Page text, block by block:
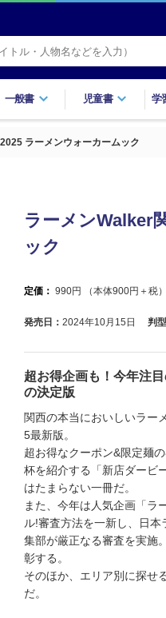
一般書 児童書 学
ラーメンウォーカームック
ラーメンWalker
ック
定価： 990円 （本体900円＋税）
発売日： 2024年10月15日 判
超お得企画も！今年注
の決定版
関西の本当においしいラー
5最新版。
超お得なクーポン&限定麺
杯を紹介する「新店ダービ
はたまらない一冊だ。
また、今年は人気企画「ラ
ル!審査方法を一新し、日
集部が厳正なる審査を実施
彰する。
そのほか、エリア別に探せ
だ。